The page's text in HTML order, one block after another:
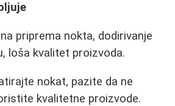
priprema nokta, dodirivanje
loša kvalitet proizvoda.
nokat, pazite da ne
kvalitetne proizvode.